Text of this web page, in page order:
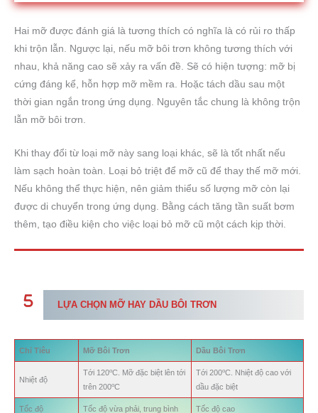
Hai mỡ được đánh giá là tương thích có nghĩa là có rủi ro thấp
khi trộn lẫn. Ngược lại, nếu mỡ bôi trơn không tương thích với
nhau, khả năng cao sẽ xảy ra vấn đề. Sẽ có hiện tượng: mỡ bị
cứng đáng kể, hỗn hợp mỡ mềm ra. Hoặc tách dầu sau một
thời gian ngắn trong ứng dụng. Nguyên tắc chung là không trộn
lẫn mỡ bôi trơn.
Khi thay đổi từ loại mỡ này sang loại khác, sẽ là tốt nhất nếu
làm sạch hoàn toàn. Loại bỏ triệt để mỡ cũ để thay thế mỡ mới.
Nếu không thể thực hiện, nên giảm thiểu số lượng mỡ còn lại
được di chuyển trong ứng dụng. Bằng cách tăng tần suất bơm
thêm, tạo điều kiện cho việc loại bỏ mỡ cũ một cách kịp thời.
LỰA CHỌN MỠ HAY DẦU BÔI TRƠN
Chỉ Tiêu Mỡ Bôi Trơn Dầu Bôi Trơn
Nhiệt độ
Tới 120oC. Mỡ đặc biệt lên tới
trên 200oC
Tới 200oC. Nhiệt độ cao với
dầu đặc biệt
Tốc độ Tốc độ vừa phải, trung bình Tốc độ cao